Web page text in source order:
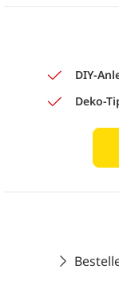
DIY-
Deko-